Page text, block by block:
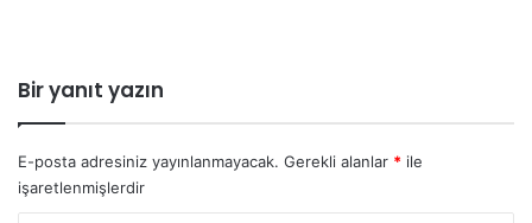
Bir yanıt yazın
E-posta adresiniz yayınlanmayacak. Gerekli alanlar * ile
işaretlenmişlerdir